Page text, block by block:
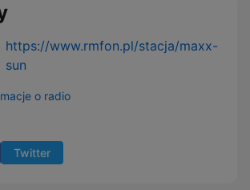
https://www.rmfon.pl/stacja/maxx-
sun
o radio
Twitter